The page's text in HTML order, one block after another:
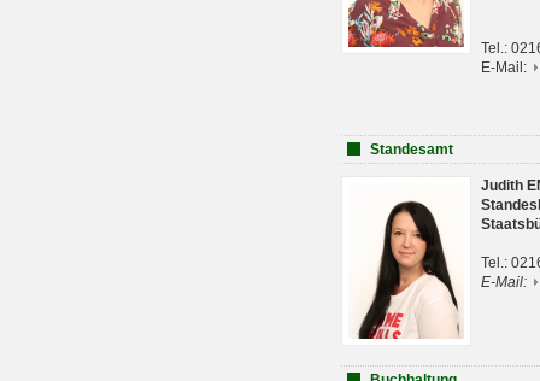
Tel.:
E-Mail:
Standesamt
Judith
Tel.:
E-Mail: